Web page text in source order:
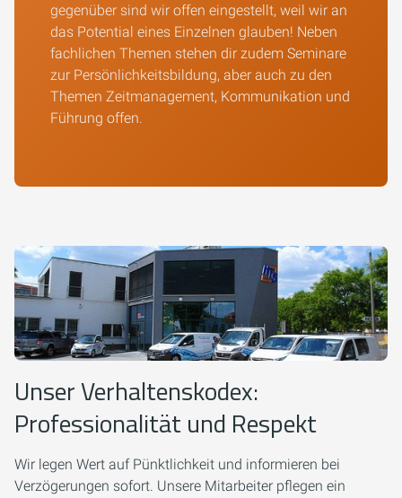
gegenüber sind wir offen eingestellt, weil wir an
das Potential eines Einzelnen glauben! Neben
fachlichen Themen stehen dir zudem Seminare
zur Persönlichkeitsbildung, aber auch zu den
Themen Zeitmanagement, Kommunikation und
Führung offen.
Unser Verhaltenskodex:
Professionalität und Respekt
Wir legen Wert auf Pünktlichkeit und informieren bei
Verzögerungen sofort. Unsere Mitarbeiter pflegen ein